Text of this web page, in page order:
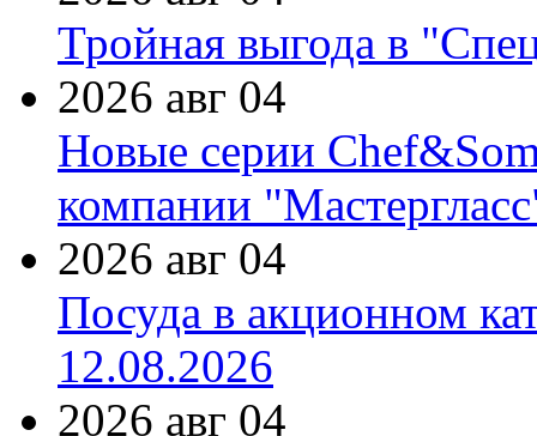
Тройная выгода в
2026 авг 04
Новые серии
компании
2026 авг 04
Посуда в акционном
12.08.2026
2026 авг 04